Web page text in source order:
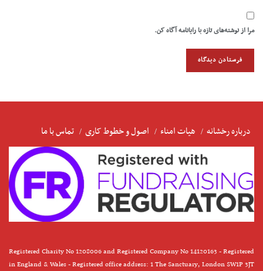
مرا از نوشته‌های تازه با رایانامه آگاه کن.
درباره رخشانه هیات امناء اصول و خطوط کاری تماس با ما
Registered Charity No 1208006 and Registered Company No 14120163 - Registered
in England & Wales - Registered office address: 1 The Sanctuary, London SW1P 3JT